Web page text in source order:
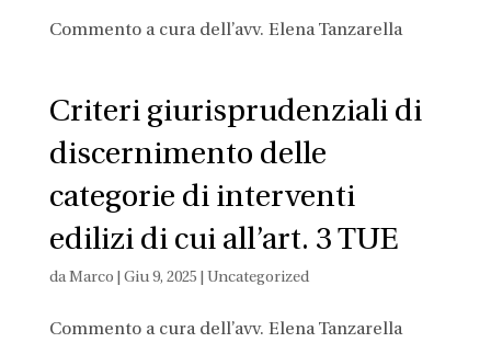
Commento a cura dell’avv. Elena Tanzarella
Criteri giurisprudenziali di
discernimento delle
categorie di interventi
edilizi di cui all’art. 3 TUE
daMarco Giu 9, 2025 Uncategorized
Commento a cura dell’avv. Elena Tanzarella